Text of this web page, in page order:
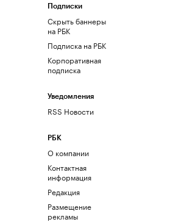
Подписки
Скрыть баннеры
на РБК
Подписка на РБК
Корпоративная
подписка
Уведомления
RSS Новости
РБК
О компании
Контактная
информация
Редакция
Размещение
рекламы